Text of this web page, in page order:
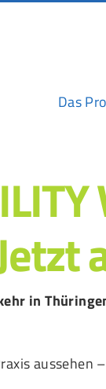
in
aussehen